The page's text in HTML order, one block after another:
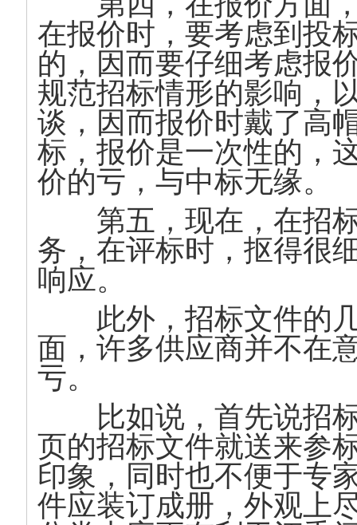
在报价时，要考虑到投
的，因而要仔细考虑报
规范招标情形的影响，
谈，因而报价时戴了高
标，报价是一次性的，
价的亏，与中标无缘。
第五，现在，在招标
务，在评标时，抠得很
响应。
此外，招标文件的几
面，许多供应商并不在
亏。
比如说，首先说招标
页的招标文件就送来参
印象，同时也不便于专
件应装订成册，外观上